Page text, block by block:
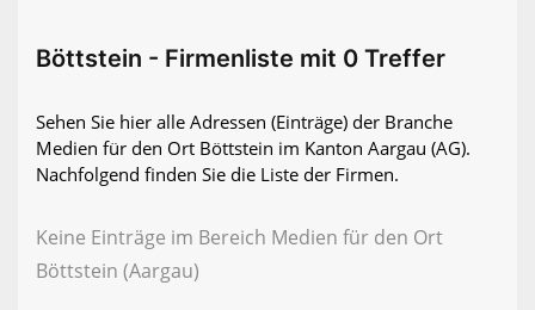
Böttstein - Firmenliste mit 0 Treffer
Sehen Sie hier alle Adressen (Einträge) der Branche
Medien für den Ort Böttstein im Kanton Aargau (AG).
Nachfolgend finden Sie die Liste der Firmen.
Keine Einträge im Bereich Medien für den Ort
Böttstein (Aargau)